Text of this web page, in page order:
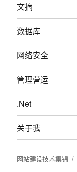
文摘
数据库
网络安全
管理营运
.Net
关于我
网站建设技术集锦